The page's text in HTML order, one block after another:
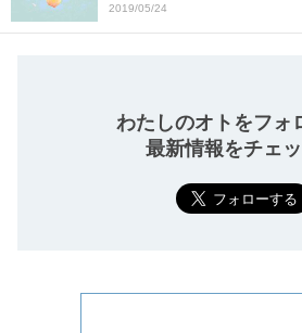
2019/05/24
わたしのオトをフォ
最新情報をチェッ